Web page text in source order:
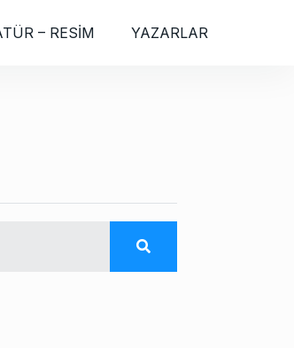
– RESİM YAZARLAR